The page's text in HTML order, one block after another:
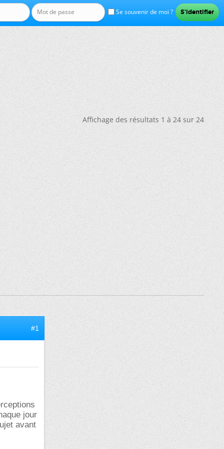
Se souvenir de moi ?
Affichage des résultats 1 à 24 sur 24
#1
jour
avant